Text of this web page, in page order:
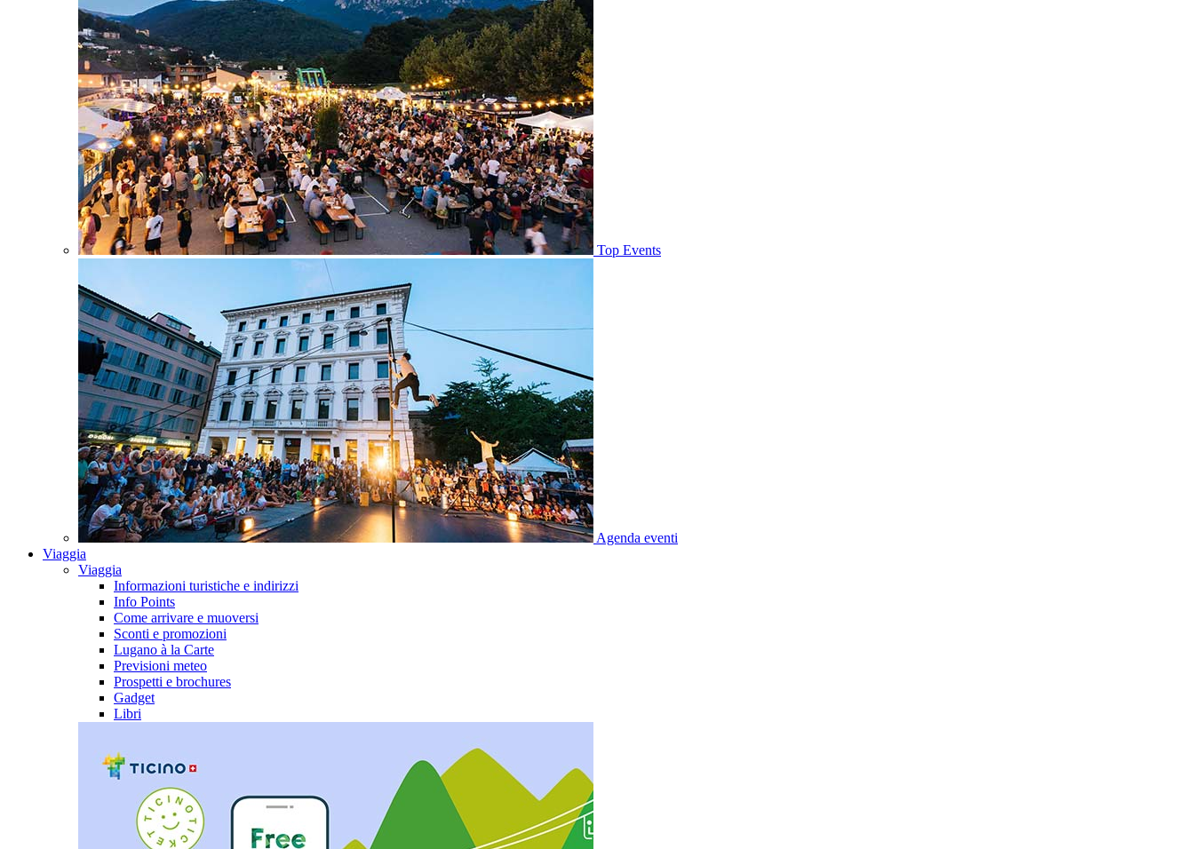
Top Events
Agenda eventi
Viaggia
Viaggia
Informazioni turistiche e indirizzi
Info Points
Come arrivare e muoversi
Sconti e promozioni
Lugano à la Carte
Previsioni meteo
Prospetti e brochures
Gadget
Libri